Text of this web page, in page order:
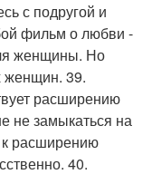
с подругой и
фильм о любви -
женщины. Но
женщин. 39.
расширению
не замыкаться на
расширению
40.